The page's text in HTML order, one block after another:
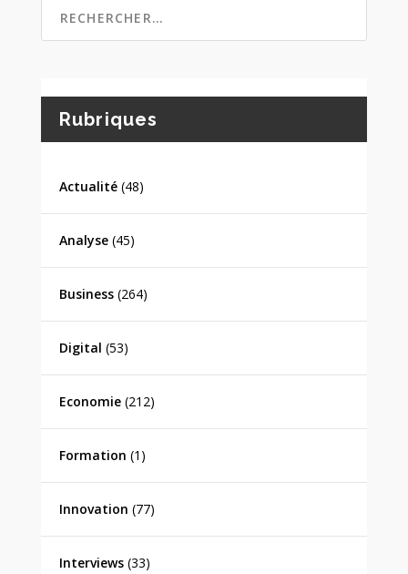
Rubriques
Actualité(48)
Analyse(45)
Business(264)
Digital (53)
Economie(212)
Formation (1)
Innovation (77)
Interviews(33)